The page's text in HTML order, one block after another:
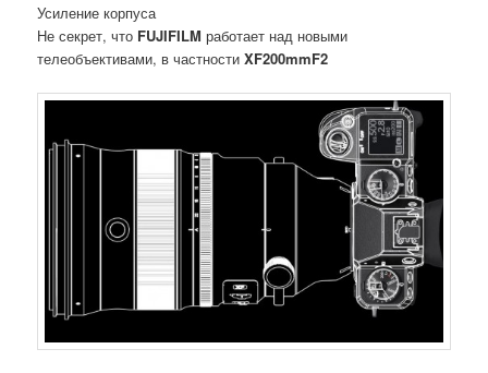
Усиление корпуса
Не секрет, что FUJIFILM работает над новыми
телеобъективами, в частностиXF200mmF2